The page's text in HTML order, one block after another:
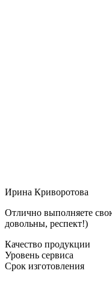
Ирина Криворотова
Отлично выполняете
довольны, респект!)
Качество продукции
Уровень сервиса
Срок изготовления